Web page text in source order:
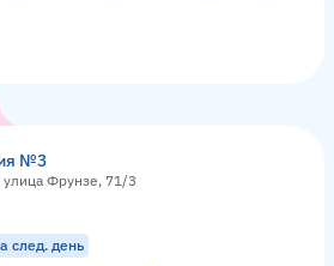
№3
Фрунзе, 71/3
след. день